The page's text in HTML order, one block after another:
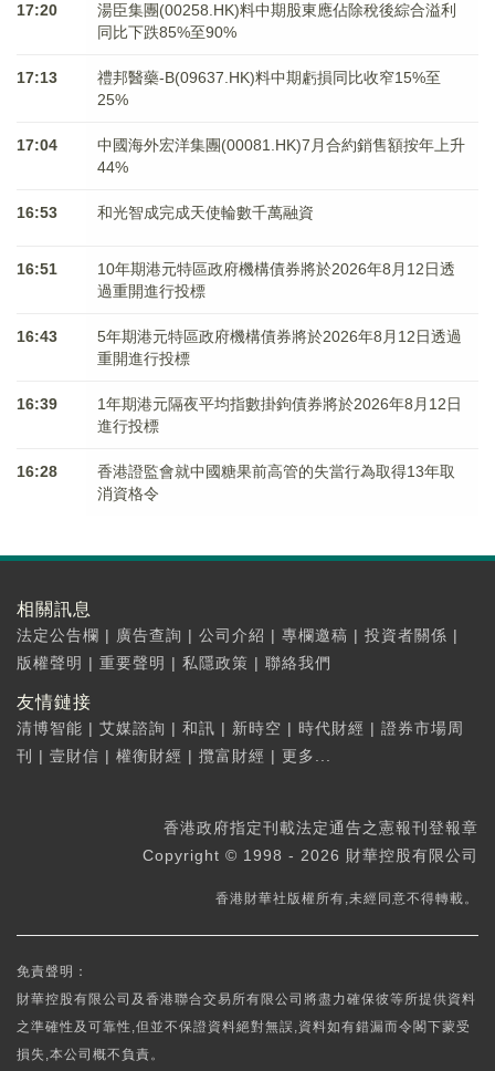
17:20
湯臣集團(00258.HK)料中期股東應佔除稅後綜合溢利
同比下跌85%至90%
17:13
禮邦醫藥-B(09637.HK)料中期虧損同比收窄15%至
25%
17:04
中國海外宏洋集團(00081.HK)7月合約銷售額按年上升
44%
16:53 和光智成完成天使輪數千萬融資
16:51
10年期港元特區政府機構債券將於2026年8月12日透
過重開進行投標
16:43
5年期港元特區政府機構債券將於2026年8月12日透過
重開進行投標
16:39
1年期港元隔夜平均指數掛鉤債券將於2026年8月12日
進行投標
16:28
香港證監會就中國糖果前高管的失當行為取得13年取
消資格令
相關訊息
法定公告欄 | 廣告查詢 | 公司介紹 | 專欄邀稿 | 投資者關係 |
版權聲明 | 重要聲明 | 私隱政策 | 聯絡我們
友情鏈接
清博智能 | 艾媒諮詢 | 和訊 | 新時空 | 時代財經 | 證券市場周
刊
| 壹財信 | 權衡財經 | 攬富財經 | 更多...
香港政府指定刊載法定通告之憲報刊登報章
Copyright © 1998 - 2026 財華控股有限公司
香港財華社版權所有,未經同意不得轉載。
免責聲明：
財華控股有限公司及香港聯合交易所有限公司將盡力確保彼等所提供資料
之準確性及可靠性,但並不保證資料絕對無誤,資料如有錯漏而令閣下蒙受
損失,本公司概不負責。